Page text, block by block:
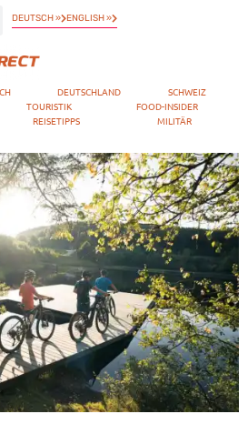
DEUTSCH » ENGLISH »
DEUTSCHLAND
SCHWEIZ
TOURISTIK
FOOD-INSIDER
REISETIPPS MILITÄR